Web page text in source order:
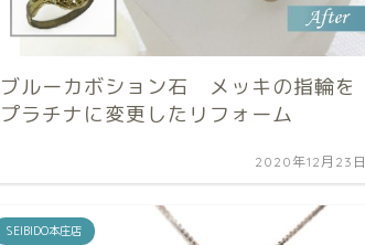
ブルーカボション石 メッキの指輪を
プラチナに変更したリフォーム
2020年12月23日
SEIBIDO本庄店